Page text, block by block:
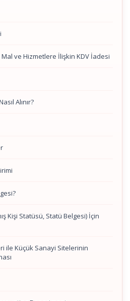
ve Hizmetlere İlişkin KDV İadesi
Alınır?
Kişi Statüsü, Statü Belgesi) İçin
ile Küçük Sanayi Sitelerinin